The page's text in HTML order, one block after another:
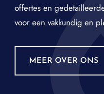
offertes en
voor een vakkundig en
MEER OVER ONS